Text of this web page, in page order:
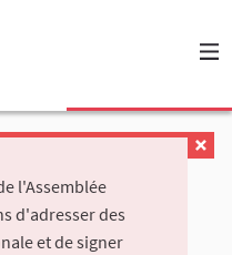
l'Assemblée
d'adresser des
et de signer